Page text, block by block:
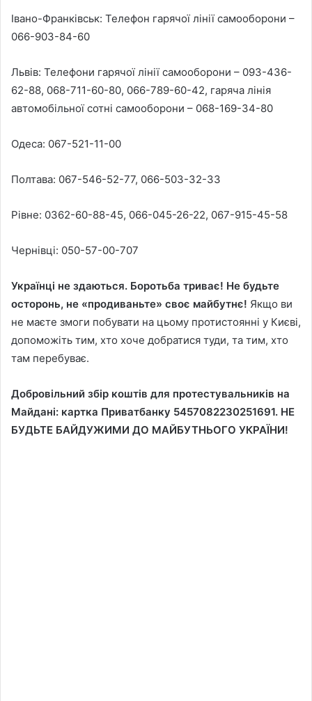
Івано-Франківськ: Телефон гарячої лінії самооборони –
066-903-84-60
Львів: Телефони гарячої лінії самооборони – 093-436-
62-88, 068-711-60-80, 066-789-60-42, гаряча лінія
автомобільної сотні самооборони – 068-169-34-80
Одеса: 067-521-11-00
Полтава: 067-546-52-77, 066-503-32-33
Рівне: 0362-60-88-45, 066-045-26-22, 067-915-45-58
Чернівці: 050-57-00-707
Українці не здаються. Боротьба триває! Не будьте
осторонь, не «продиваньте» своє майбутнє! Якщо ви
не маєте змоги побувати на цьому протистоянні у Києві,
допоможіть тим, хто хоче добратися туди, та тим, хто
там перебуває.
Добровільний збір коштів для протестувальників на
Майдані: картка Приватбанку 5457082230251691. НЕ
БУДЬТЕ БАЙДУЖИМИ ДО МАЙБУТНЬОГО УКРАЇНИ!